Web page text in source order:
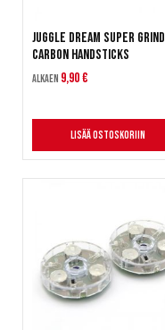
Juggle Dream Super Grind
Carbon Handsticks
Alkaen 9,90 €
Lisää ostoskoriin